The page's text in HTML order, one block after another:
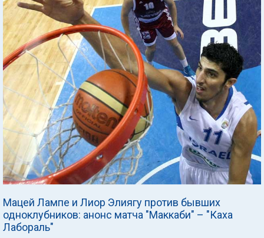
Мацей Лампе и Лиор Элиягу против бывших
одноклубников: анонс матча "Маккаби" – "Каха
Лабораль"